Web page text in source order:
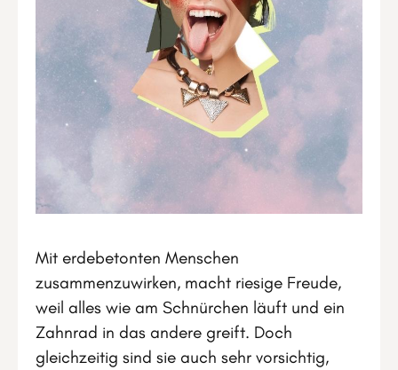
Mit erdebetonten Menschen
zusammenzuwirken, macht riesige Freude,
weil alles wie am Schnürchen läuft und ein
Zahnrad in das andere greift. Doch
gleichzeitig sind sie auch sehr vorsichtig,